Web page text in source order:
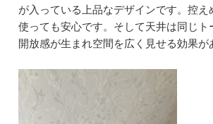
が入っている上品なデザインです。控
使っても安心です。そして天井は同じ
開放感が生まれ空間を広く見せる効果が